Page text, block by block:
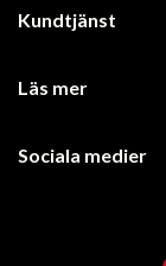
Kundtjänst
Läs mer
Sociala medier